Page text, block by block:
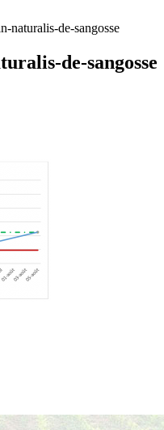
naturalis-de-sangosse
de-sangosse